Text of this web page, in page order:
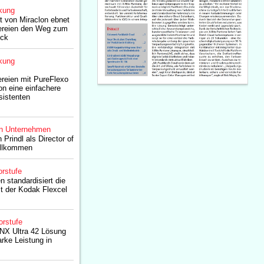
von Miraclon ebnet
den Weg zum
mit PureFlexo
eine einfachere
Unternehmen
Prindl als Director of
standardisiert die
der Kodak Flexcel
Ultra 42 Lösung
Leistung in